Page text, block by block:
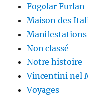
Fogolar Furlan
Maison des
Manifestations
Non classé
Notre histoire
Vincentini nel
Voyages